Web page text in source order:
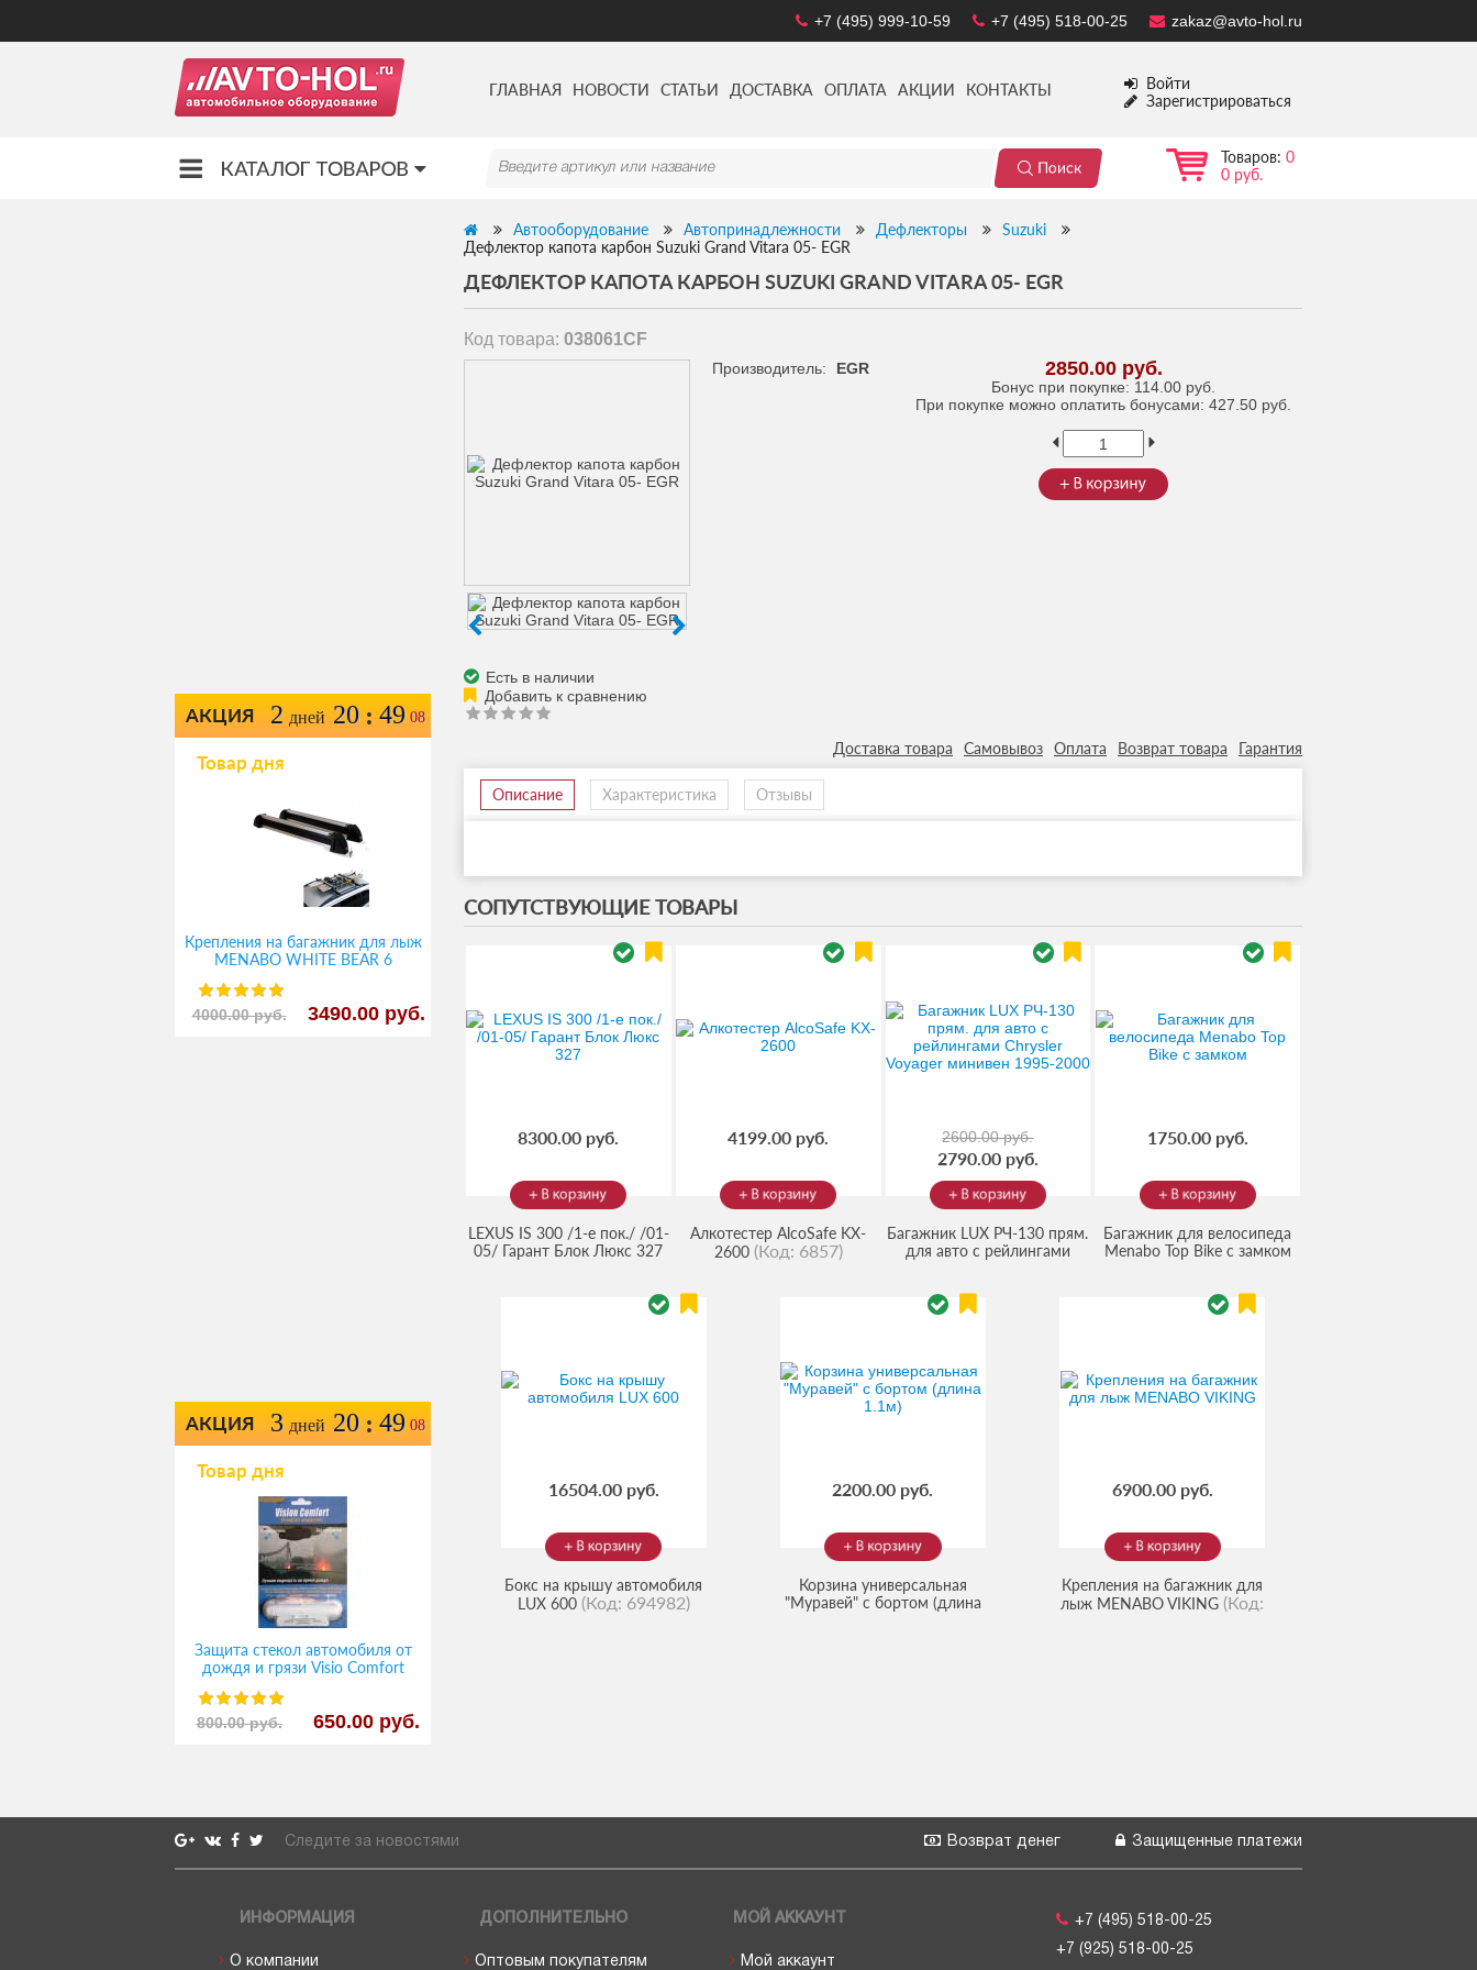
zakaz@avto-hol.ru
+7 (495) 518-00-25
+7 (495) 999-10-59
ГЛАВНАЯ НОВОСТИ СТАТЬИ ДОСТАВКА ОПЛАТА АКЦИИ КОНТАКТЫ
Войти
Зарегистрироваться
Товаров: 0
0 руб.
Автооборудование Автопринадлежности Дефлекторы
Suzuki
Дефлектор капота карбон Suzuki Grand Vitara 05- EGR
ДЕФЛЕКТОР КАПОТА КАРБОН SUZUKI GRAND VITARA 05- EGR
Код товара: 038061CF
Есть в наличии
2850.00 руб.
Бонус при покупке: 114.00 руб.
При покупке можно оплатить бонусами: 427.50 руб.
Производитель: EGR
Доставка товара Самовывоз Оплата Возврат товара Гарантия
Описание Характеристика Отзывы
СОПУТСТВУЮЩИЕ ТОВАРЫ
8300.00 руб.
LEXUS IS 300 /1-е пок./ /01-
05/ Гарант Блок Люкс 327
4199.00 руб.
Алкотестер AlcoSafe KX-
2600 (Код: 6857)
2600.00 руб.
2790.00 руб.
Багажник LUX РЧ-130 прям.
для авто с рейлингами
130
1750.00 руб.
Багажник для велосипеда
Menabo Top Bike с замком
16504.00 руб.
Бокс на крышу автомобиля
LUX 600 (Код: 694982)
2200.00 руб.
Корзина универсальная
"Муравей" с бортом (длина
6900.00 руб.
Крепления на багажник для
лыж MENABO VIKING (Код:
АКЦИЯ 2 дней 20:49 08
Товар дня
Крепления на багажник для лыж
MENABO WHITE BEAR 6
4000.00 руб. 3490.00 руб.
АКЦИЯ 3 дней 20:49 08
Товар дня
Защита стекол автомобиля от
дождя и грязи Visio Comfort
800.00 руб. 650.00 руб.
Следите за новостями Защищенные платежи
Возврат денег
ИНФОРМАЦИЯ
О компании
ДОПОЛНИТЕЛЬНО
Оптовым покупателям
МОЙ АККАУНТ
Мой аккаунт
+7 (495) 518-00-25
+7 (925) 518-00-25